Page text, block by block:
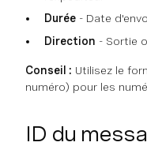
Durée - Date
Direction - Sortie
Conseil : Utilisez le
numéro) pour les
ID du